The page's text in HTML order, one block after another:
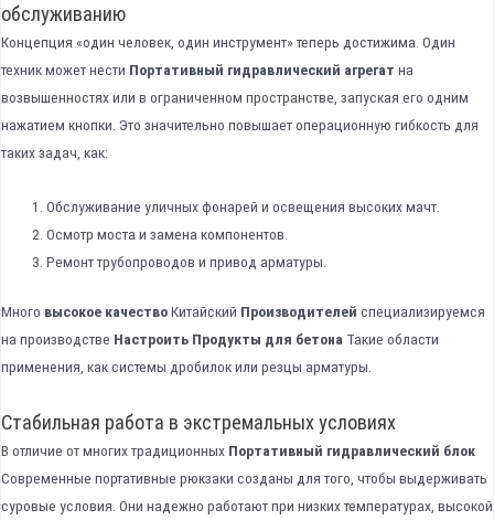
обслуживанию
Концепция «один человек, один инструмент» теперь достижима. Один
техник может нести Портативный гидравлический агрегат на
возвышенностях или в ограниченном пространстве, запуская его одним
нажатием кнопки. Это значительно повышает операционную гибкость для
таких задач, как:
Обслуживание уличных фонарей и освещения высоких мачт.
Осмотр моста и замена компонентов.
Ремонт трубопроводов и привод арматуры.
Много высокое качествоКитайский Производителей специализируемся
на производстве Настроить Продукты для бетона Такие области
применения, как системы дробилок или резцы арматуры.
Стабильная работа в экстремальных условиях
В отличие от многих традиционных Портативный гидравлический блок
Современные портативные рюкзаки созданы для того, чтобы выдерживать
суровые условия. Они надежно работают при низких температурах, высокой